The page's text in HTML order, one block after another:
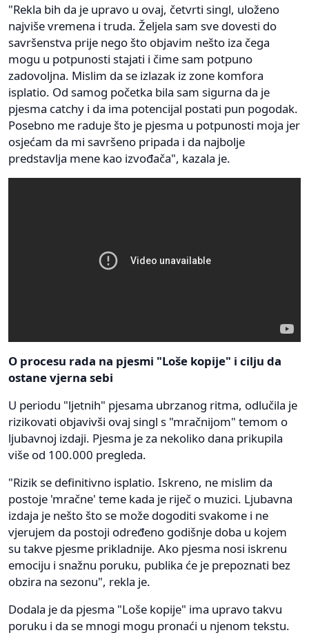
"Rekla bih da je upravo u ovaj, četvrti singl, uloženo
najviše vremena i truda. Željela sam sve dovesti do
savršenstva prije nego što objavim nešto iza čega
mogu u potpunosti stajati i čime sam potpuno
zadovoljna. Mislim da se izlazak iz zone komfora
isplatio. Od samog početka bila sam sigurna da je
pjesma catchy i da ima potencijal postati pun pogodak.
Posebno me raduje što je pjesma u potpunosti moja jer
osjećam da mi savršeno pripada i da najbolje
predstavlja mene kao izvođača", kazala je.
O procesu rada na pjesmi "Loše kopije" i cilju da
ostane vjerna sebi
U periodu "ljetnih" pjesama ubrzanog ritma, odlučila je
rizikovati objavivši ovaj singl s "mračnijom" temom o
ljubavnoj izdaji. Pjesma je za nekoliko dana prikupila
više od 100.000 pregleda.
"Rizik se definitivno isplatio. Iskreno, ne mislim da
postoje 'mračne' teme kada je riječ o muzici. Ljubavna
izdaja je nešto što se može dogoditi svakome i ne
vjerujem da postoji određeno godišnje doba u kojem
su takve pjesme prikladnije. Ako pjesma nosi iskrenu
emociju i snažnu poruku, publika će je prepoznati bez
obzira na sezonu", rekla je.
Dodala je da pjesma "Loše kopije" ima upravo takvu
poruku i da se mnogi mogu pronaći u njenom tekstu.